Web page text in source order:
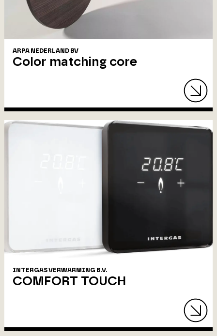
ARPA NEDERLAND BV
Color matching core
INTERGAS VERWARMING B.V.
COMFORT TOUCH